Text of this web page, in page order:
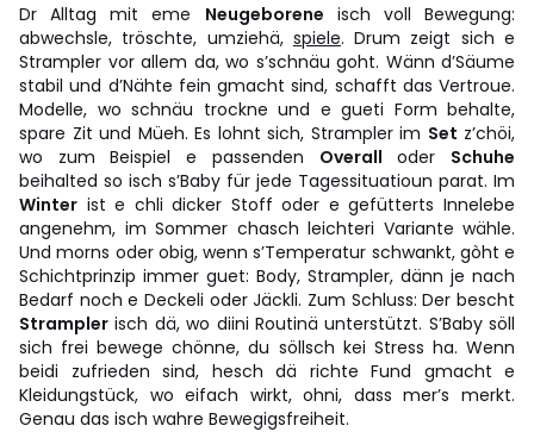
Dr Alltag mit eme Neugeborene isch voll Bewegung:
abwechsle, tröschte, umziehä, spiele. Drum zeigt sich e
Strampler vor allem da, wo s’schnäu goht. Wänn d’Säume
stabil und d’Nähte fein gmacht sind, schafft das Vertroue.
Modelle, wo schnäu trockne und e gueti Form behalte,
spare Zit und Müeh. Es lohnt sich, Strampler im Set z’chöi,
wo zum Beispiel e passenden Overall oder Schuhe
beihalted so isch s’Baby für jede Tagessituatioun parat. Im
Winter ist e chli dicker Stoff oder e gefütterts Innelebe
angenehm, im Sommer chasch leichteri Variante wähle.
Und morns oder obig, wenn s’Temperatur schwankt, gòht e
Schichtprinzip immer guet: Body, Strampler, dänn je nach
Bedarf noch e Deckeli oder Jäckli. Zum Schluss: Der bescht
Strampler isch dä, wo diini Routinä unterstützt. S’Baby söll
sich frei bewege chönne, du söllsch kei Stress ha. Wenn
beidi zufrieden sind, hesch dä richte Fund gmacht e
Kleidungstück, wo eifach wirkt, ohni, dass mer’s merkt.
Genau das isch wahre Bewegigsfreiheit.